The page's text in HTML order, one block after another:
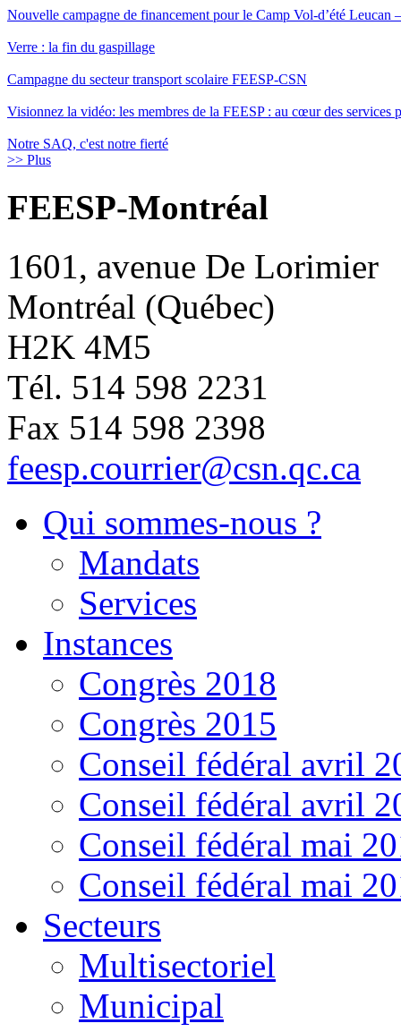
Nouvelle campagne de financement pour le Camp Vol-d’été Leucan
Verre : la fin du gaspillage
Campagne du secteur transport scolaire FEESP-CSN
Visionnez la vidéo: les membres de la FEESP : au cœur des services
Notre SAQ, c'est notre fierté
>> Plus
FEESP-Montréal
1601, avenue De Lorimier
Montréal (Québec)
H2K 4M5
Tél. 514 598 2231
Fax 514 598 2398
feesp.courrier@csn.qc.ca
Qui sommes-nous ?
Mandats
Services
Instances
Congrès 2018
Congrès 2015
Conseil fédéral avril
Conseil fédéral avril
Conseil fédéral mai
Conseil fédéral mai
Secteurs
Multisectoriel
Municipal